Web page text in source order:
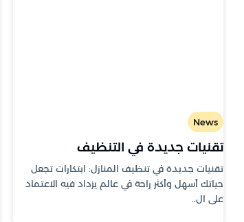
News
تقنيات جديدة في التنظيف
تقنيات جديدة في تنظيف المنازل: ابتكارات تجعل
حياتك أسهل وأكثر راحة في عالم يزداد فيه الاعتماد
على ال..